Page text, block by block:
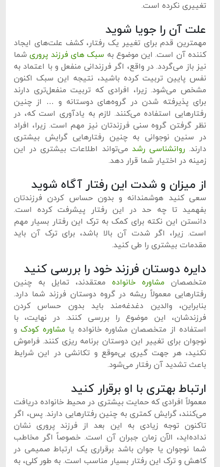
تغییری نکرده است.
علت آن را جویا شوید
مهمترین قدم برای تغییر یک رفتار، کشف علت‌های ایجاد
کننده آن است. این موضوع به سبک ‌های فرزند پروریشما
نیز باز می‌گردد. در واقع، اگر فرزندانی منفعل و با اعتماد به
نفس پایین تربیت کرده باشید، نتیجه این سبک اکنون
مشخص می‌شود. زیرا، افرادی که تربیت منفعل‌تری دارند
برای پذیرفته شدن در گروه‌های دوستانه و … از چنین
رفتارهایی استفاده می‌کنند. لازم به یادآوری است که، در
نظر گرفتن گروه سنی فرزندتان نیز مهم است. زیرا، افراد
در سنین نوجوانی به چنین رفتارهایی گرایش بیشتری
دارند.روانشناسی رشد می‌تواند اطلاعات بیشتری در این
زمینه در اختیار شما قرار دهد.
از میزان و شدت این رفتار آگاه شوید
سعی کنید هوشمندانه و بدون حساس کردن فرزندتان
بفهمید تا چه حد در این رفتار پیشرفت کرده است.
دانستن این نکته برای کمک به ترک این رفتار بسیار مهم
است. زیرا، اگر شدت آن بالا باشد، برای ترک آن باید
مقدمات بیشتری را طی کنید.
دایره دوستان فرزند خود را بررسی کنید
متخصصان مشاوره خانواده معتقدند، تمایل به چنین
رفتارهایی معمولاً ریشه در گروه دوستان فرزند شما دارد.
بنابراین، والدین دغدغه‌مند باید بدون حساس کردن
فرزندشان، این موضوع را بررسی کنند. در نهایت، با
استفاده از متخصصان مشاوره خانواده یا مشاوره کودکو
نوجوان برای تغییر این دوستان برنامه ریزی کنند. فراموش
نکنید، هر جهت گیری بی‌موقع و تکانشی در این شرایط
باعث تشدید آن رفتار می‌شود.
ارتباط بهتری با او برقرار کنید
معمولاً افرادی که حمایت بیشتری در محیط خانواده دریافت
می‌کنند، گرایش کمتری به چنین رفتارهایی دارند. پس، اگر
تاکنون توجه زیادی به این بعد از فرزند پروری نشان
نداده‌اید، الآن زمان جبران آن است. خصوصاً اگر مخاطب
شما نوجوان یا جوان باشد برقراری یک ارتباط صمیمی در
کاهش و ترک این رفتار بسیار مناسب است. به طور کلی، به